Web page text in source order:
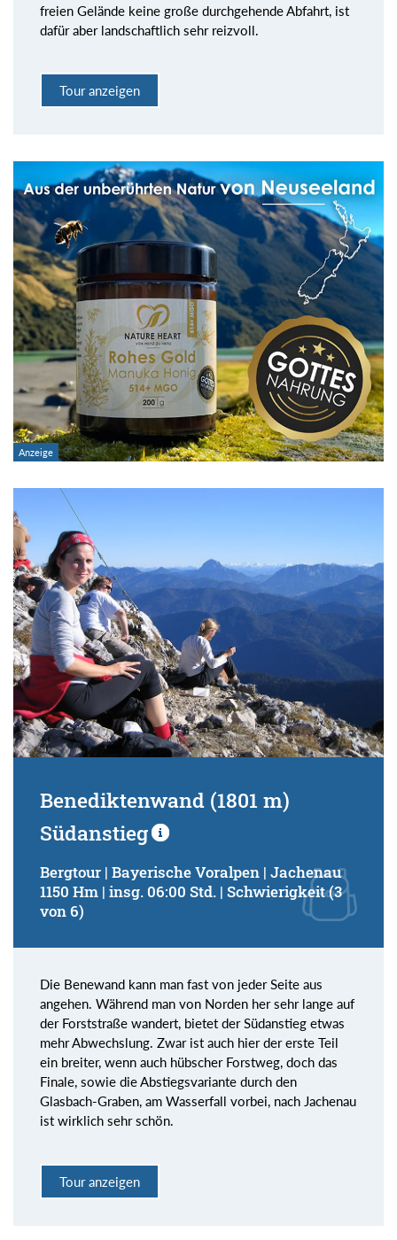
freien Gelände keine große durchgehende Abfahrt, ist
dafür aber landschaftlich sehr reizvoll.
Tour anzeigen
Benediktenwand (1801 m)
Südanstieg
Bergtour | Bayerische Voralpen | Jachenau
1150 Hm | insg. 06:00 Std. | Schwierigkeit (3
von 6)
Die Benewand kann man fast von jeder Seite aus
angehen. Während man von Norden her sehr lange auf
der Forststraße wandert, bietet der Südanstieg etwas
mehr Abwechslung. Zwar ist auch hier der erste Teil
ein breiter, wenn auch hübscher Forstweg, doch das
Finale, sowie die Abstiegsvariante durch den
Glasbach-Graben, am Wasserfall vorbei, nach Jachenau
ist wirklich sehr schön.
Tour anzeigen